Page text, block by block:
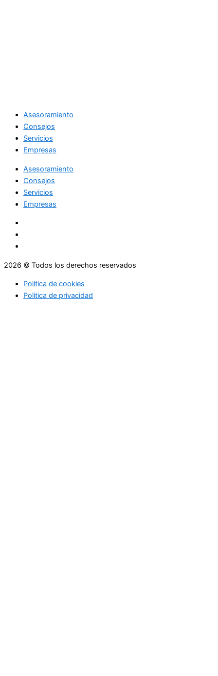
Asesoramiento
Consejos
Servicios
Empresas
Asesoramiento
Consejos
Servicios
Empresas
2026 © Todos los derechos reservados
Politica de cookies
Politica de privacidad